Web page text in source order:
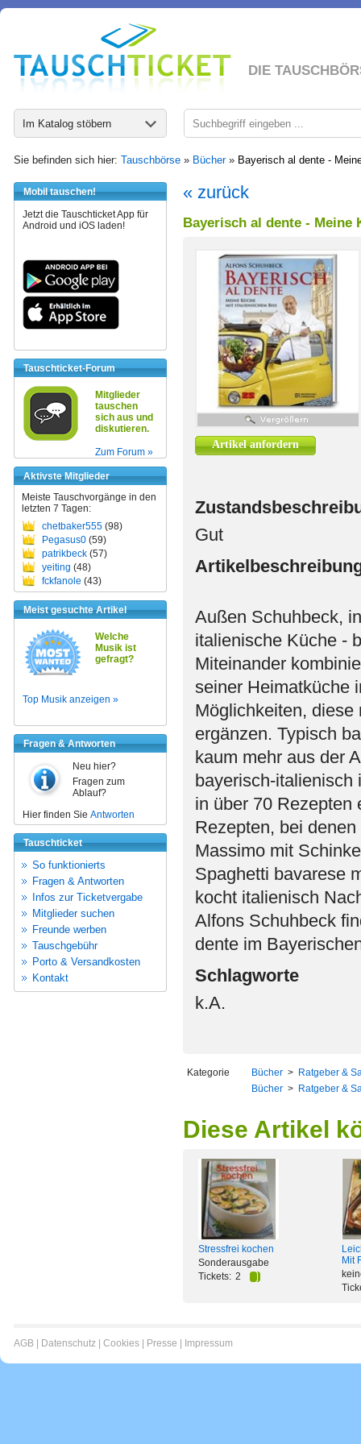
DIE
Im Katalog stöbern
Sie befinden sich hier: Tauschbörse » Bücher» Bayerisch al dente -
Mobil tauschen!
Jetzt die Tauschticket App für
Android und iOS laden!
Tauschticket-Forum
Mitglieder
tauschen
sich aus und
diskutieren.
Zum Forum »
Aktivste Mitglieder
Meiste Tauschvorgänge in den
letzten 7 Tagen:
chetbaker555 (98)
Pegasus0 (59)
patrikbeck (57)
yeiting (48)
fckfanole (43)
Meist gesuchte Artikel
Welche
Musik ist
gefragt?
Top Musik anzeigen »
Fragen & Antworten
Neu hier?
Fragen zum
Ablauf?
Hier finden Sie Antworten
Tauschticket
So funktionierts
Fragen & Antworten
Infos zur Ticketvergabe
Mitglieder suchen
Freunde werben
Tauschgebühr
Porto & Versandkosten
Kontakt
« zurück
Bayerisch al dente -
Artikel anfordern
Gut
Außen Schuhbeck,
italienische Küche -
Miteinander
seiner Heimatküche
Möglichkeiten, diese
ergänzen. Typisch
kaum mehr aus der
bayerisch-italienisch
in über 70 Rezepten
Rezepten, bei
Massimo mit
Spaghetti bavarese
kocht italienisch
Alfons Schuhbeck
dente im
Schlagworte
k.A.
Kategorie Bücher > Ratgeber &
Bücher > Ratgeber &
Diese Artikel
Stressfrei kochen
Sonderausgabe
Tickets: 2
Mit
AGB Datenschutz Cookies Presse Impressum